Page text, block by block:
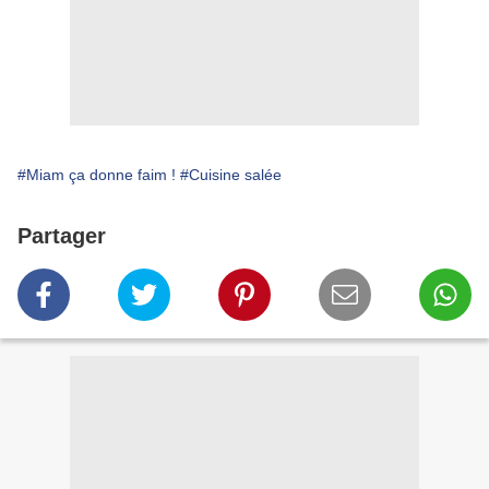
#Miam ça donne faim ! #Cuisine salée
Partager